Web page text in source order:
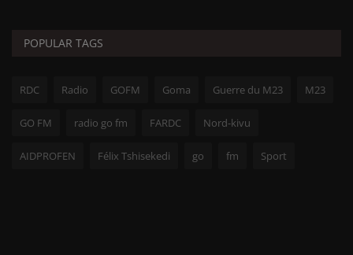
POPULAR TAGS
RDC Radio GOFM Goma Guerre du M23 M23
GO FM radio go fm FARDC Nord-kivu
AIDPROFEN Félix Tshisekedi go fm Sport